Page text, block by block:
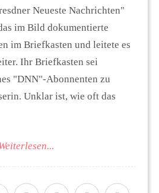
Neueste Nachrichten"
im Bild dokumentierte
im Briefkasten und leitete es
Ihr Briefkasten sei
"DNN"-Abonnenten zu
Unklar ist, wie oft das